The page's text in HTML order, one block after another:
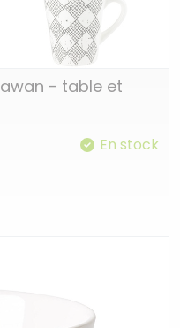
- table et
En stock